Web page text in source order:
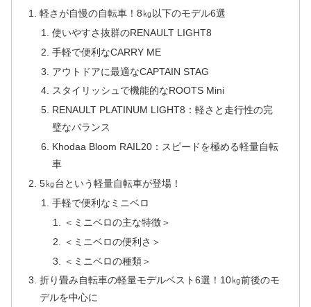
軽さが自慢の自転車！8㎏以下のモデル6選
使いやすさ抜群のRENAULT LIGHT8
手軽で便利なCARRY ME
アウトドアに最適なCAPTAIN STAG
スタイリッシュで機能的なROOTS Mini
RENAULT PLATINUM LIGHT8：軽さと走行性の完
璧なバランス
Khodaa Bloom RAIL20：スピードを極める軽量自転
車
5㎏台という軽量自転車が登場！
手軽で便利なミニベロ
＜ミニベロの主な特徴＞
＜ミニベロの便利さ＞
＜ミニベロの種類＞
折り畳み自転車の軽量モデルベスト6選！10㎏前後のモ
デルを中心に